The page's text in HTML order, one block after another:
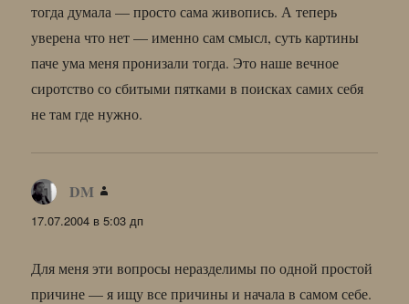
тогда думала — просто сама живопись. А теперь
уверена что нет — именно сам смысл, суть картины
паче ума меня пронизали тогда. Это наше вечное
сиротство со сбитыми пятками в поисках самих себя
не там где нужно.
DM
17.07.2004 в 5:03 дп
Для меня эти вопросы неразделимы по одной простой
причине — я ищу все причины и начала в самом себе.